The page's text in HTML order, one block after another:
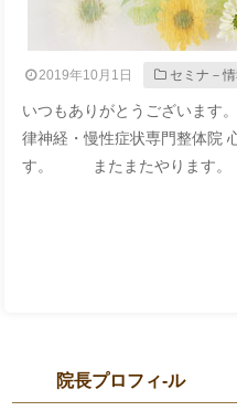
2019年10月1日 セミナ－
いつもありがとうございます
律神経・慢性症状専門整体院
す。 またまたやります
院長プロフィ-ル